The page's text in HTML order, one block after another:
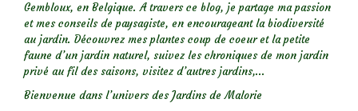
Gembloux, en Belgique. A travers ce blog, je partage ma passion
et mes conseils de paysagiste, en encourageant la biodiversité
au jardin. Découvrez mes plantes coup de coeur et la petite
faune d’un jardin naturel, suivez les chroniques de mon jardin
privé au fil des saisons, visitez d’autres jardins,...
Bienvenue dans l’univers des Jardins de Malorie